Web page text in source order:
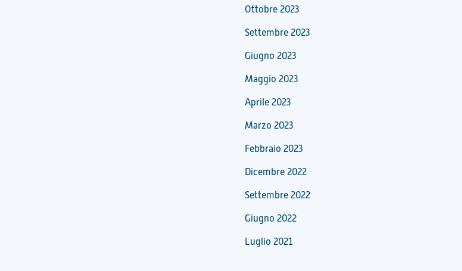
Ottobre 2023
Settembre 2023
Giugno 2023
Maggio 2023
Aprile 2023
Marzo 2023
Febbraio 2023
Dicembre 2022
Settembre 2022
Giugno 2022
Luglio 2021